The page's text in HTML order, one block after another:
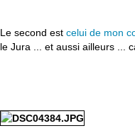
Le second est celui de mon
le Jura ... et aussi ailleurs ...